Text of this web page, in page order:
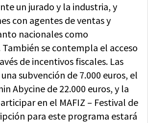
un jurado y la industria, y
con agentes de ventas y
nacionales como
se contempla el acceso
de incentivos fiscales. Las
subvención de 7.000 euros, el
Abycine de 22.000 euros, y la
en el MAFIZ – Festival de
para este programa estará